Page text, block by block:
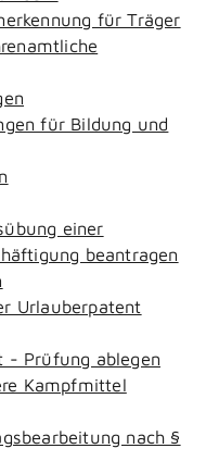
für Träger
für Bildung und
einer
beantragen
Urlauberpatent
- Prüfung ablegen
Kampfmittel
nach §